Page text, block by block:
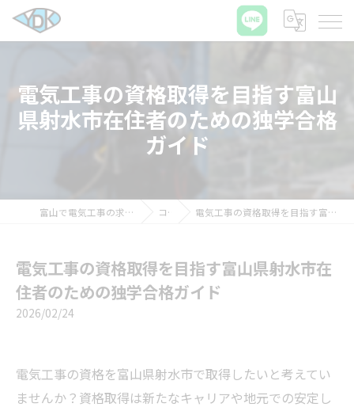
電気工事の資格取得を目指す富山
県射水市在住者のための独学合格
ガイド
富山で電気工事の求人ならワイディケイ株式会社 コラム 電気工事の資格取得を目指す富山県射水市在住者のための独学合格ガイド
電気工事の資格取得を目指す富山県射水市在
住者のための独学合格ガイド
2026/02/24
電気工事の資格を富山県射水市で取得したいと考えてい
ませんか？資格取得は新たなキャリアや地元での安定し